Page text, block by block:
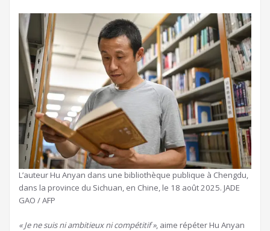
L’auteur Hu Anyan dans une bibliothèque publique à Chengdu,
dans la province du Sichuan, en Chine, le 18 août 2025. JADE
GAO / AFP
« Je ne suis ni ambitieux ni compétitif », aime répéter Hu Anyan